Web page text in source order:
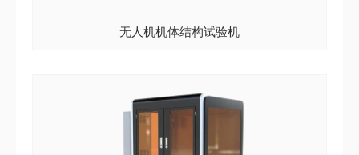
无人机机体结构试验机